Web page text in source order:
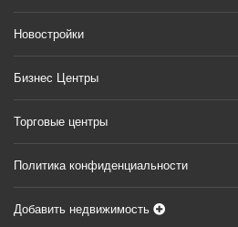
Новостройки
Бизнес Центры
Торговые центры
Политика конфиденциальности
Добавить недвижимость